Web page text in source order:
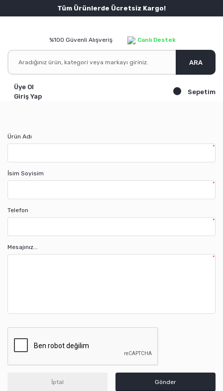
Tüm Ürünlerde Ücretsiz Kargo!
%100 Güvenli Alışveriş Canlı Destek
ARA
Üye Ol
Giriş Yap
Sepetim
Ürün Adı
*
İsim Soyisim
*
Telefon
*
Mesajınız...
*
İptal Gönder